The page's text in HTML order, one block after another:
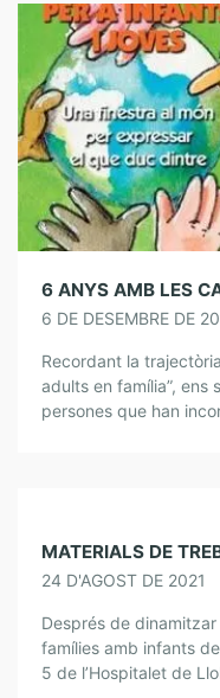
6 DE DESEMBRE DE
Recordant la
adults en família”,
persones que han
MATERIALS DE
24 D'AGOST DE 2021
Després de
famílies amb infants
5 de l’Hospitalet de